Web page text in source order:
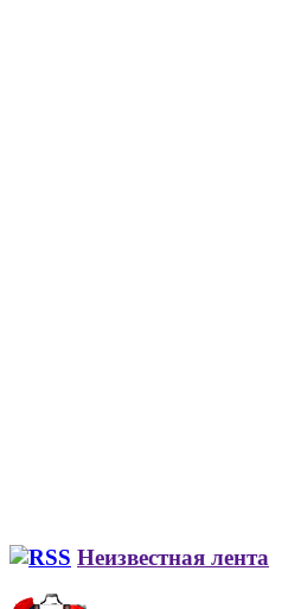
Неизвестная лента